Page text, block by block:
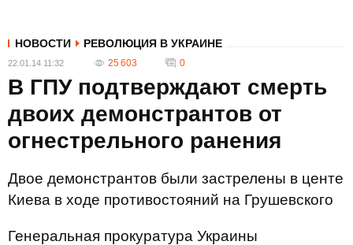
НОВОСТИ РЕВОЛЮЦИЯ В УКРАИНЕ
22.01.14 11:32 25 603 0
В ГПУ подтверждают смерть
двоих демонстрантов от
огнестрельного ранения
Двое демонстрантов были застрелены в центе
Киева в ходе противостояний на Грушевского
Генеральная прокуратура Украины